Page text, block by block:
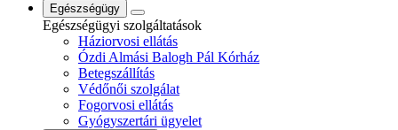
Egészségügy
Egészségügyi szolgáltatások
Háziorvosi ellátás
Ózdi Almási Balogh Pál Kórház
Betegszállítás
Védőnői szolgálat
Fogorvosi ellátás
Gyógyszertári ügyelet